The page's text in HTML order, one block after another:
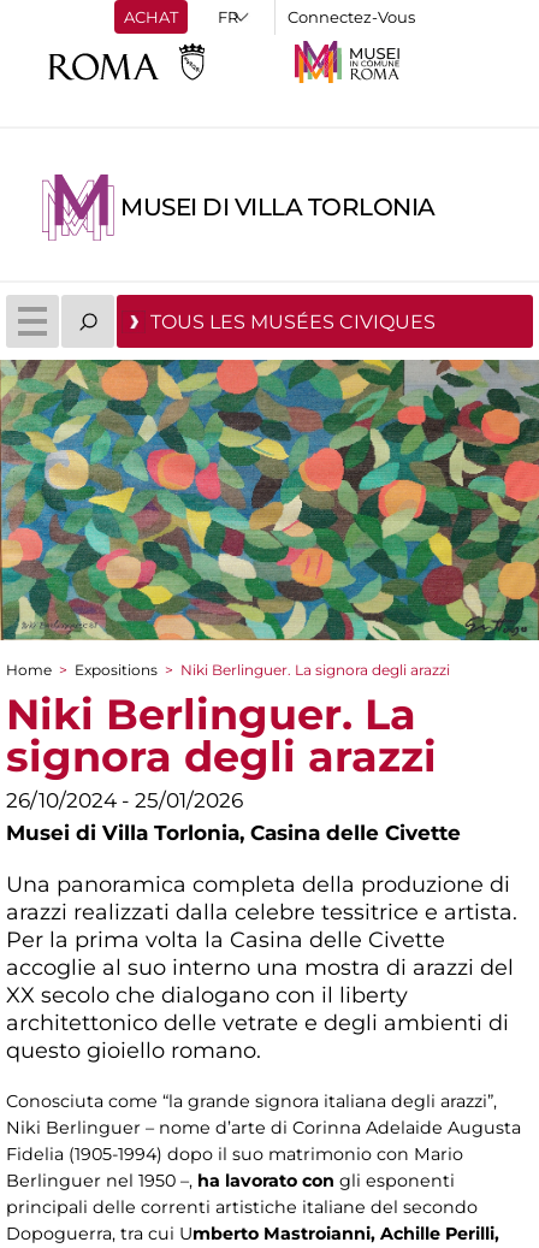
ACHAT Connectez-Vous
MUSEI DI VILLA TORLONIA
TOUS LES MUSÉES CIVIQUES
You are here
Home > Expositions > Niki Berlinguer. La signora degli arazzi
Niki Berlinguer. La
signora degli arazzi
26/10/2024 - 25/01/2026
Musei di Villa Torlonia, Casina delle Civette
Una panoramica completa della produzione di
arazzi realizzati dalla celebre tessitrice e artista.
Per la prima volta la Casina delle Civette
accoglie al suo interno una mostra di arazzi del
XX secolo che dialogano con il liberty
architettonico delle vetrate e degli ambienti di
questo gioiello romano.
Conosciuta come “la grande signora italiana degli arazzi”,
Niki Berlinguer – nome d’arte di Corinna Adelaide Augusta
Fidelia (1905-1994) dopo il suo matrimonio con Mario
Berlinguer nel 1950 –, ha lavorato con gli esponenti
principali delle correnti artistiche italiane del secondo
Dopoguerra, tra cui Umberto Mastroianni, Achille Perilli,